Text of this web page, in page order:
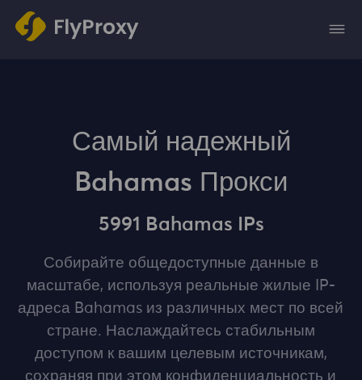
Самый надежный
Bahamas Прокси
5991 Bahamas IPs
Собирайте общедоступные данные в
масштабе, используя реальные жилые IP-
адреса Bahamas из различных мест по всей
стране. Наслаждайтесь стабильным
доступом к вашим целевым источникам,
сохраняя при этом конфиденциальность и